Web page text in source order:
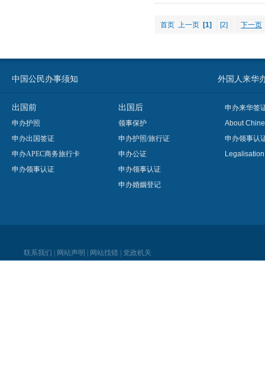
首页 上一页 [1] [2] 下一页
中国公民办事须知 外国人来华
出国前
申办护照
申办出国签证
申办APEC商务旅行卡
申办领事认证
出国后
领事保护
申办护照/旅行证
申办公证
申办领事认证
申办婚姻登记
申办来华签
About
申办领事认
联系我们 网站声明 网站找错 党政机关